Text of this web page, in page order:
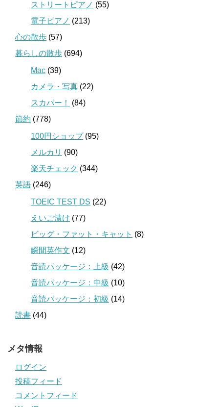
ストリートピアノ (55)
電子ピアノ (213)
心の散歩 (57)
暮らしの散歩 (694)
Mac (39)
カメラ・写真 (22)
スカパー！
(84)
節約 (778)
100円ショップ(95)
メルカリ (90)
楽天チェック (344)
英語 (246)
TOEIC TEST DS (22)
えいご漬け (77)
ビッグ・ファット・キャット (8)
瞬間英作文 (12)
音読パッケージ：上級 (42)
音読パッケージ：中級 (10)
音読パッケージ：初級 (14)
読書 (44)
メタ情報
ログイン
投稿フィード
コメントフィード